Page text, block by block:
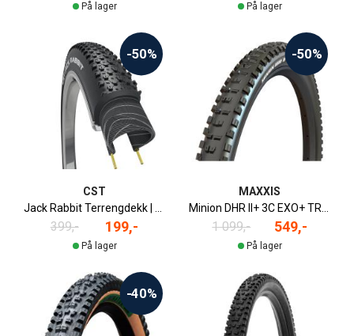
På lager På lager
-50%
CST
399,- 199,-
På lager
-50%
MAXXIS
1 099,- 549,-
På lager
-40%